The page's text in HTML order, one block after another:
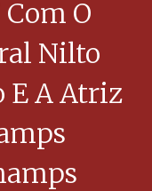
O
Nilto
A Atriz